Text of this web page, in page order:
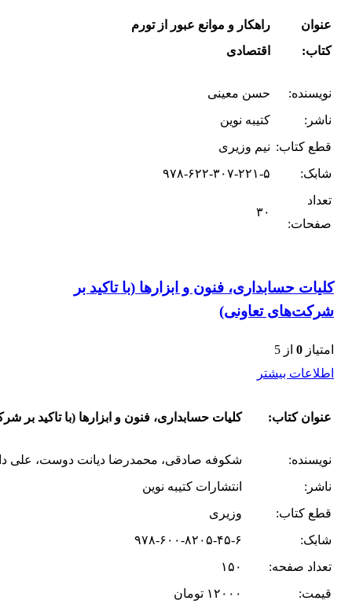
عنوان
کتاب:
راهکار و موانع عبور از تورم
اقتصادی
نویسنده:
حسن معینی
ناشر:
کتیبه نوین
قطع کتاب: نیم وزیری
شابک:
۹۷۸-۶۲۲-۳۰۷-۲۲۱-۵
تعداد
صفحات:
۳۰
کلیات حسابداری، فنون و ابزارها (با تاکید بر
شرکت‌های تعاونی)
امتیاز 0 از 5
اطلاعات بیشتر
عنوان کتاب: کلیات حسابداری، فنون و ابزارها (با تاکید بر
نویسنده‌:
شکوفه صادقی، محمدرضا دیانت دوست، علی
ناشر:
انتشارات کتیبه نوین
قطع کتاب:
وزیری
شابک:
۹۷۸-۶۰۰-۸۲۰۵-۴۵-۶
تعداد صفحه:
۱۵۰
قیمت:
۱۲۰۰۰ تومان